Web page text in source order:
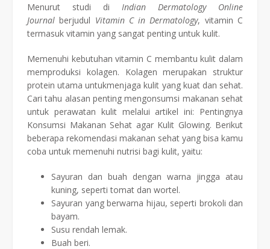
Menurut studi di Indian Dermatology Online
Journal berjudul Vitamin C in Dermatology, vitamin C
termasuk vitamin yang sangat penting untuk kulit.
Memenuhi kebutuhan vitamin C membantu kulit dalam
memproduksi kolagen. Kolagen merupakan struktur
protein utama untukmenjaga kulit yang kuat dan sehat.
Cari tahu alasan penting mengonsumsi makanan sehat
untuk perawatan kulit melalui artikel ini: Pentingnya
Konsumsi Makanan Sehat agar Kulit Glowing. Berikut
beberapa rekomendasi makanan sehat yang bisa kamu
coba untuk memenuhi nutrisi bagi kulit, yaitu:
Sayuran dan buah dengan warna jingga atau
kuning, seperti tomat dan wortel.
Sayuran yang berwarna hijau, seperti brokoli dan
bayam.
Susu rendah lemak.
Buah beri.